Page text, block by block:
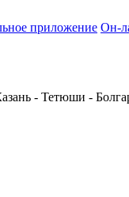
приложение Он-
- Тетюши -